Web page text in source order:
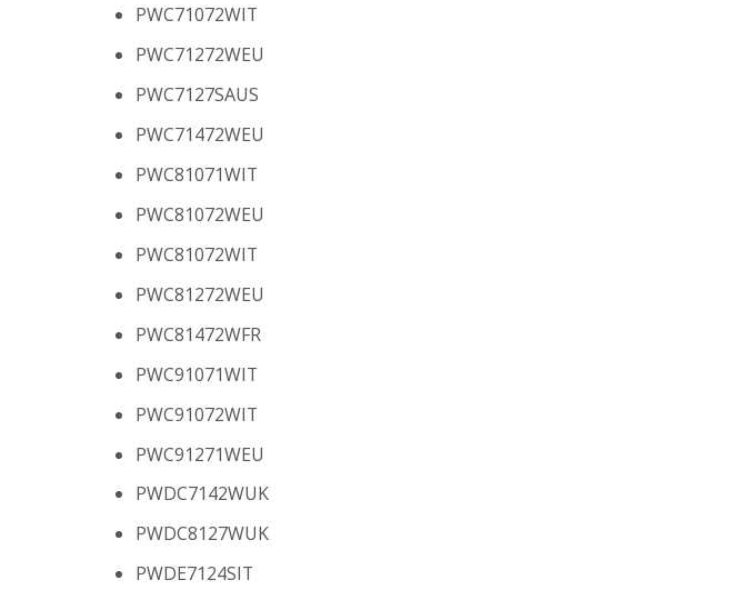
PWC71072WIT
PWC71272WEU
PWC7127SAUS
PWC71472WEU
PWC81071WIT
PWC81072WEU
PWC81072WIT
PWC81272WEU
PWC81472WFR
PWC91071WIT
PWC91072WIT
PWC91271WEU
PWDC7142WUK
PWDC8127WUK
PWDE7124SIT